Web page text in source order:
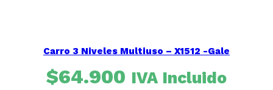
Carro 3 Niveles Multiuso – X1512 -Gale
$64.900 IVA Incluido